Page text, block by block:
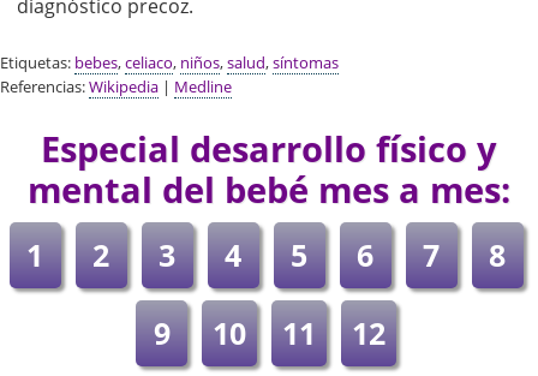
diagnóstico precoz.
Etiquetas: bebes,celiaco, niños,salud,síntomas
Referencias:Wikipedia | Medline
Especial desarrollo físico y
mental del bebé mes a mes:
1 2 3 4 5 6 7
8
9
10 11 12